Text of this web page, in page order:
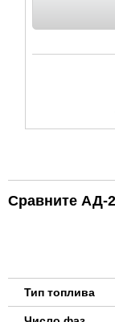
Сравните АД-
Тип топлива